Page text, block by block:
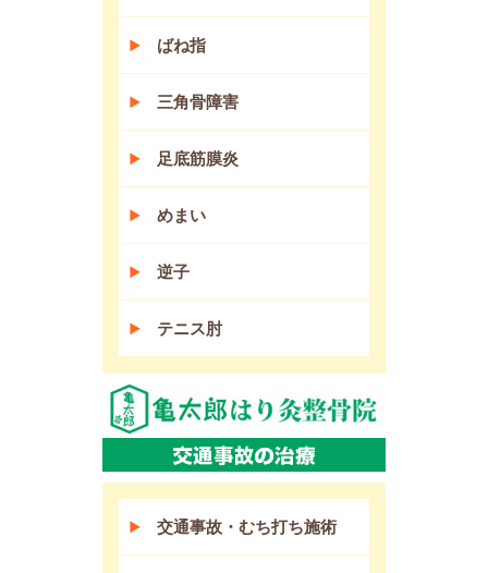
ばね指
三角骨障害
足底筋膜炎
めまい
逆子
テニス肘
交通事故・むち打ち施術